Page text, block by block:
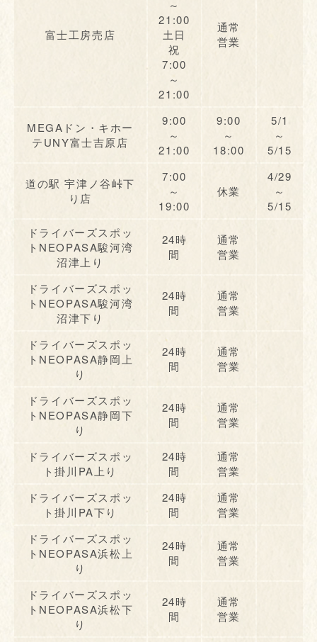
富士工房売店
～
21:00
土日
祝
7:00
～
21:00
通常
営業
MEGAドン・キホー
テUNY富士吉原店
9:00
～
21:00
9:00
～
18:00
5/1
～
5/15
道の駅 宇津ノ谷峠下
り店
7:00
～
19:00
休業
4/29
～
5/15
ドライバーズスポッ
トNEOPASA駿河湾
沼津上り
24時
間
通常
営業
ドライバーズスポッ
トNEOPASA駿河湾
沼津下り
24時
間
通常
営業
ドライバーズスポッ
トNEOPASA静岡上
り
24時
間
通常
営業
ドライバーズスポッ
トNEOPASA静岡下
り
24時
間
通常
営業
ドライバーズスポッ
ト掛川PA上り
24時
間
通常
営業
ドライバーズスポッ
ト掛川PA下り
24時
間
通常
営業
ドライバーズスポッ
トNEOPASA浜松上
り
24時
間
通常
営業
ドライバーズスポッ
トNEOPASA浜松下
り
24時
間
通常
営業